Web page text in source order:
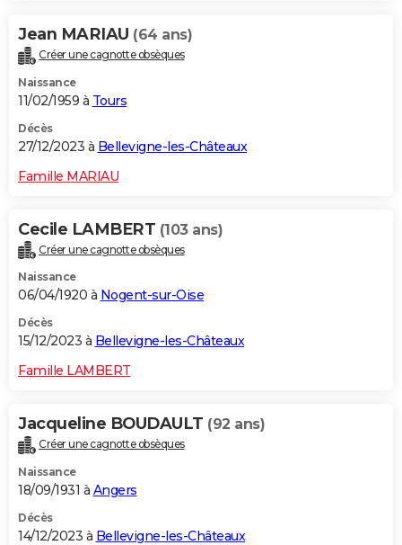
Jean MARIAU (64 ans)
Créer une cagnotte obsèques
Naissance
11/02/1959 à Tours
Décès
27/12/2023 à Bellevigne-les-Châteaux
Famille MARIAU
Cecile LAMBERT (103 ans)
Créer une cagnotte obsèques
Naissance
06/04/1920 à Nogent-sur-Oise
Décès
15/12/2023 à Bellevigne-les-Châteaux
Famille LAMBERT
Jacqueline BOUDAULT (92 ans)
Créer une cagnotte obsèques
Naissance
18/09/1931 à Angers
Décès
14/12/2023 à Bellevigne-les-Châteaux